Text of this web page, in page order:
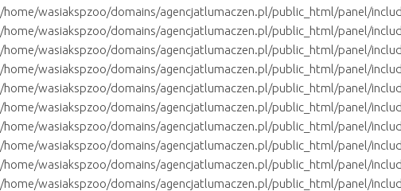
/home/wasiakspzoo/domains/agencjatlumaczen.pl/public_html/panel/
/home/wasiakspzoo/domains/agencjatlumaczen.pl/public_html/panel/
/home/wasiakspzoo/domains/agencjatlumaczen.pl/public_html/panel/
/home/wasiakspzoo/domains/agencjatlumaczen.pl/public_html/panel/
/home/wasiakspzoo/domains/agencjatlumaczen.pl/public_html/panel/
/home/wasiakspzoo/domains/agencjatlumaczen.pl/public_html/panel/
/home/wasiakspzoo/domains/agencjatlumaczen.pl/public_html/panel/
/home/wasiakspzoo/domains/agencjatlumaczen.pl/public_html/panel/
/home/wasiakspzoo/domains/agencjatlumaczen.pl/public_html/panel/
/home/wasiakspzoo/domains/agencjatlumaczen.pl/public_html/panel/